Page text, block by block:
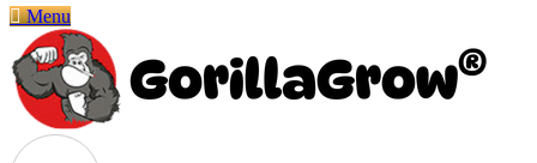
Menu